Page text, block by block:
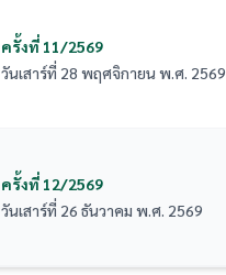
ครั้งที่ 11/2569
วันเสาร์ที่ 28 พฤศจิกายน พ.ศ. 2569
ครั้งที่ 12/2569
วันเสาร์ที่ 26 ธันวาคม พ.ศ. 2569